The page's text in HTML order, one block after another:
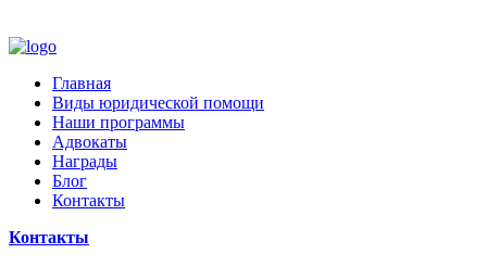
Главная
Виды юридической помощи
Наши программы
Адвокаты
Награды
Блог
Контакты
Контакты